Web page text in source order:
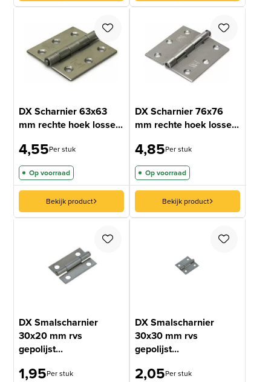
DX Scharnier 63x63
mm rechte hoek losse...
4,55Per stuk
Op voorraad
Bekijk product
DX Scharnier 76x76
mm rechte hoek losse...
4,85Per stuk
Op voorraad
Bekijk product
DX Smalscharnier
30x20 mm rvs
gepolijst...
1,95Per stuk
DX Smalscharnier
30x30 mm rvs
gepolijst...
2,05Per stuk